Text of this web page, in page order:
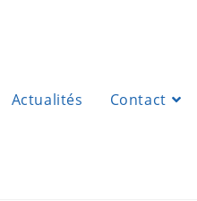
Actualités Contact